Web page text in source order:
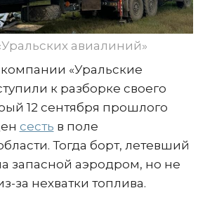
авиалиний»
«Уральские
к разборке своего
12 сентября прошлого
сесть в поле
Тогда борт, летевший
запасной аэродром, но не
за нехватки топлива.